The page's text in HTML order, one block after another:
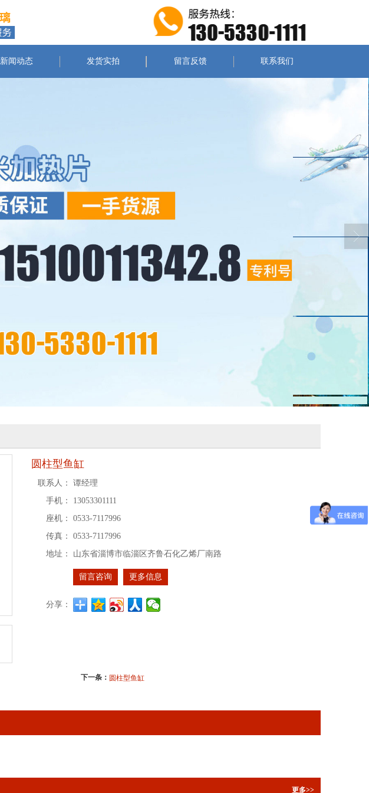
新闻动态 发货实拍 留言反馈 联系我们
圆柱型鱼缸
联系人：
谭经理
手机：
13053301111
座机：
0533-7117996
传真：
0533-7117996
地址：
山东省淄博市临淄区齐鲁石化乙烯厂南路
留言咨询 更多信息
分享：
下一条： 圆柱型鱼缸
更多>>